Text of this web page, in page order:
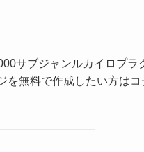
サブジャンルカイロプラ
を無料で作成したい方はコ